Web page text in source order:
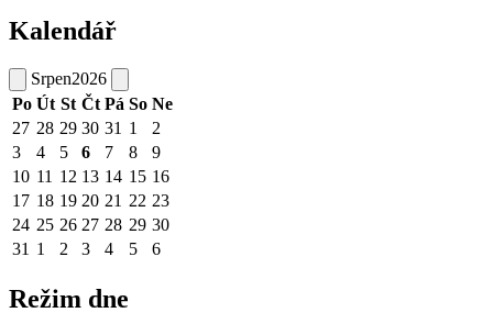
Kalendář
Srpen2026
Po Út St Čt Pá So Ne
27 28 29 30 31 1
2
3
4 5 6 7 8
9
10 11 12 13 14 15 16
17 18 19 20 21 22 23
24 25 26 27 28 29 30
31 1 2 3 4 5 6
Režim dne